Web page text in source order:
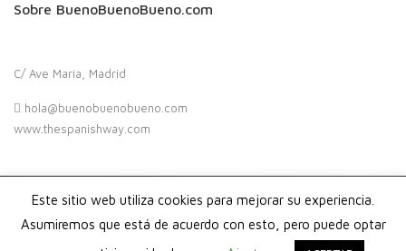
Sobre BuenoBuenoBueno.com
C/ Ave María, Madrid
hola@buenobuenobueno.com
www.thespanishway.com
Copyright 2020. Buenobuenobueno.com - Todos los derechos
reservados
Este sitio web utiliza cookies para mejorar su experiencia.
Asumiremos que está de acuerdo con esto, pero puede optar